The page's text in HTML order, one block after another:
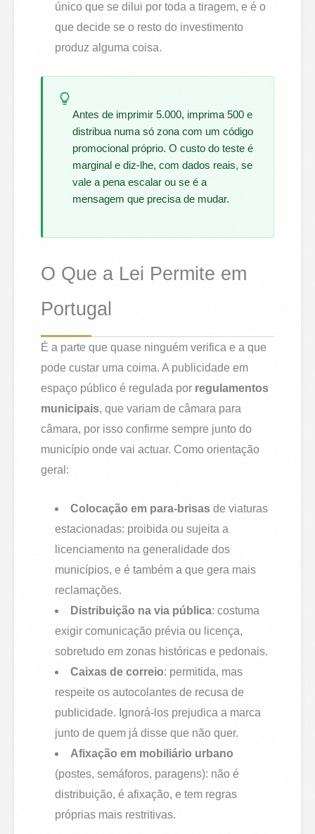
único que se dilui por toda a tiragem, e é o
que decide se o resto do investimento
produz alguma coisa.
Antes de imprimir 5.000, imprima 500 e
distribua numa só zona com um código
promocional próprio. O custo do teste é
marginal e diz-lhe, com dados reais, se
vale a pena escalar ou se é a
mensagem que precisa de mudar.
O Que a Lei Permite em
Portugal
É a parte que quase ninguém verifica e a que
pode custar uma coima. A publicidade em
espaço público é regulada por regulamentos
municipais, que variam de câmara para
câmara, por isso confirme sempre junto do
município onde vai actuar. Como orientação
geral:
Colocação em para-brisas de viaturas
estacionadas: proibida ou sujeita a
licenciamento na generalidade dos
municípios, e é também a que gera mais
reclamações.
Distribuição na via pública: costuma
exigir comunicação prévia ou licença,
sobretudo em zonas históricas e pedonais.
Caixas de correio: permitida, mas
respeite os autocolantes de recusa de
publicidade. Ignorá-los prejudica a marca
junto de quem já disse que não quer.
Afixação em mobiliário urbano
(postes, semáforos, paragens): não é
distribuição, é afixação, e tem regras
próprias mais restritivas.